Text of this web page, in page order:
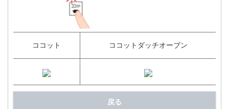
ココット ココットダッチオーブン
戻る